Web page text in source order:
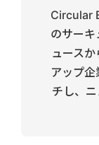
Circular
のサーキ
ュース
アップ
チし、ニ